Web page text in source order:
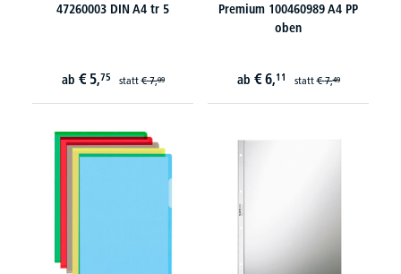
47260003 DIN A4 tr 5
ab € 5,75 statt€ 7,09
Premium 100460989 A4 PP
oben
ab € 6,11 statt€ 7,49